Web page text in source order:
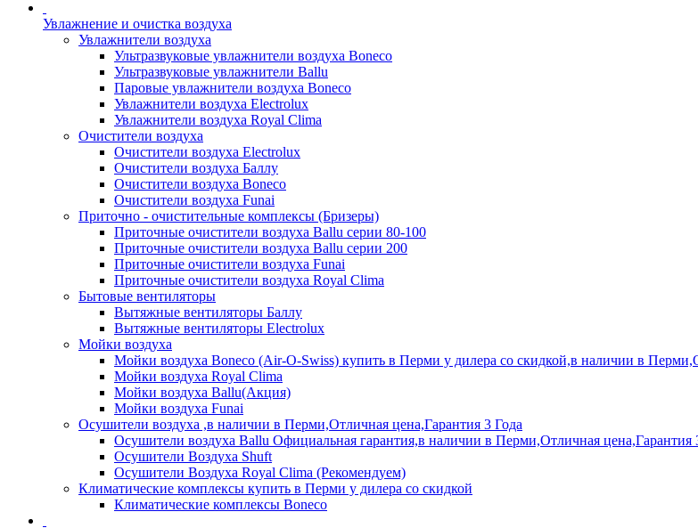
Увлажнение и очистка воздуха
Увлажнители воздуха
Ультразвуковые увлажнители воздуха Boneco
Ультразвуковые увлажнители Ballu
Паровые увлажнители воздуха Boneco
Увлажнители воздуха Electrolux
Увлажнители воздуха Royal Clima
Очистители воздуха
Очистители воздуха Electrolux
Очистители воздуха Баллу
Очистители воздуха Boneco
Очистители воздуха Funai
Приточно - очистительные комплексы (Бризеры)
Приточные очистители воздуха Ballu серии 80-100
Приточные очистители воздуха Ballu серии 200
Приточные очистители воздуха Funai
Приточные очистители воздуха Royal Clima
Бытовые вентиляторы
Вытяжные вентиляторы Баллу
Вытяжные вентиляторы Electrolux
Мойки воздуха
Мойки воздуха Boneco (Air-O-Swiss) купить в Перми у дилера со скидкой,в наличии в
Мойки воздуха Royal Clima
Мойки воздуха Ballu(Акция)
Мойки воздуха Funai
Осушители воздуха ,в наличии в Перми,Отличная цена,Гарантия 3 Года
Осушители воздуха Ballu Официальная гарантия,в наличии в Перми,Отличная цена,Гарантия
Осушители Воздуха Shuft
Осушители Воздуха Royal Clima (Рекомендуем)
Климатические комплексы купить в Перми у дилера со скидкой
Климатические комплексы Boneсo